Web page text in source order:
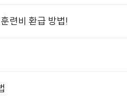
련비 환급 방법!